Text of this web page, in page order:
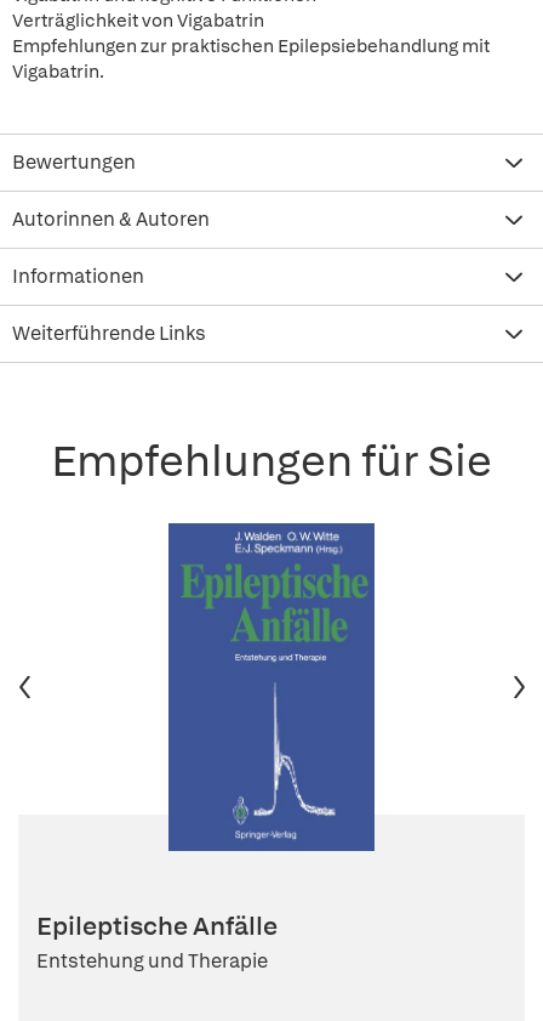
Verträglichkeit von Vigabatrin
Empfehlungen zur praktischen Epilepsiebehandlung mit
Vigabatrin.
Bewertungen
Autorinnen & Autoren
Informationen
Weiterführende Links
Empfehlungen für Sie
Epileptische Anfälle
Entstehung und Therapie